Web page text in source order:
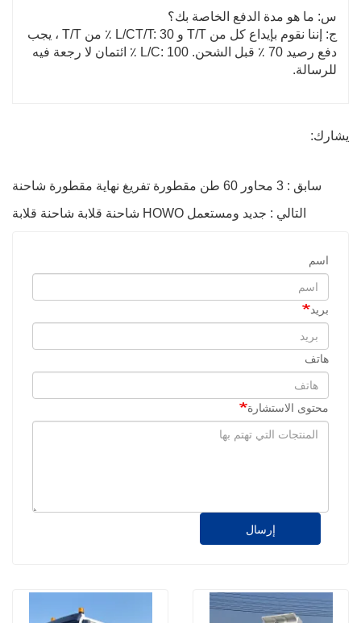
س: ما هو مدة الدفع الخاصة بك؟
ج: إننا نقوم بإيداع كل من T/T و L/CT/T: 30 ٪ من T/T ، يجب
دفع رصيد 70 ٪ قبل الشحن. L/C: 100 ٪ ائتمان لا رجعة فيه
للرسالة.
يشارك:
سابق : 3 محاور 60 طن مقطورة تفريغ نهاية مقطورة شاحنة
التالي : جديد ومستعمل HOWO شاحنة قلابة شاحنة قلابة
اسم
بريد
هاتف
محتوى الاستشارة
إرسال